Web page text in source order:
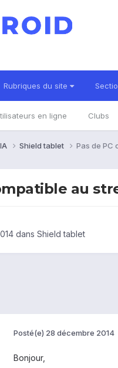
Rubriques du site
en ligne Clubs
Shield tablet Pas de PC
au
dans Shield tablet
Posté(e) 28 décembre 2014
Bonjour,